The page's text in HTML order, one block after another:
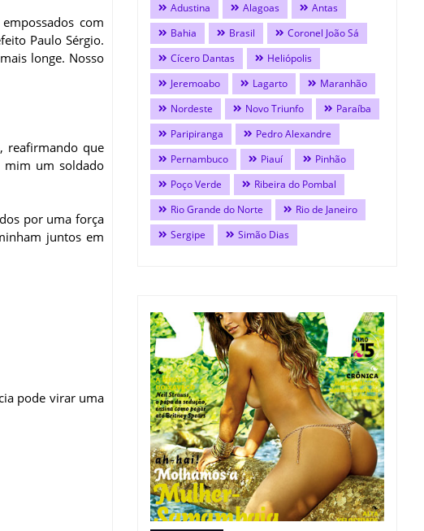
com
Paulo Sérgio.
longe. Nosso
reafirmando que
mim um soldado
por uma força
juntos em
pode virar uma
Adustina Alagoas
Antas
Bahia
Brasil
Coronel João Sá
Cícero Dantas
Heliópolis
Jeremoabo
Lagarto
Maranhão
Nordeste
Novo Triunfo
Paraíba
Paripiranga
Pedro Alexandre
Pernambuco
Piauí
Pinhão
Poço Verde
Ribeira do Pombal
Rio Grande do Norte
Rio de Janeiro
Sergipe
Simão Dias